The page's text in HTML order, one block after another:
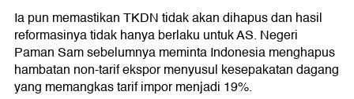
Ia pun memastikan TKDN tidak akan dihapus dan hasil
reformasinya tidak hanya berlaku untuk AS. Negeri
Paman Sam sebelumnya meminta Indonesia menghapus
hambatan non-tarif ekspor menyusul kesepakatan dagang
yang memangkas tarif impor menjadi 19%.